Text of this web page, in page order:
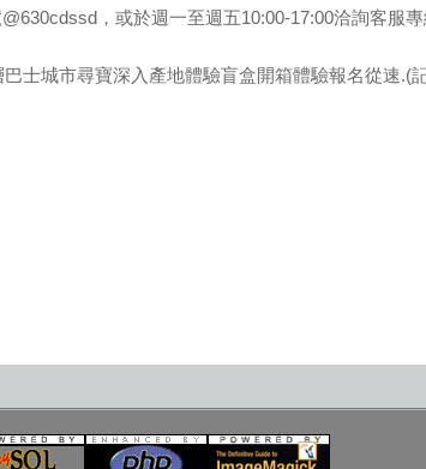
，或於週一至週五10:00-17:00洽詢客服專
士城市尋寶深入產地體驗盲盒開箱體驗報名從速.(